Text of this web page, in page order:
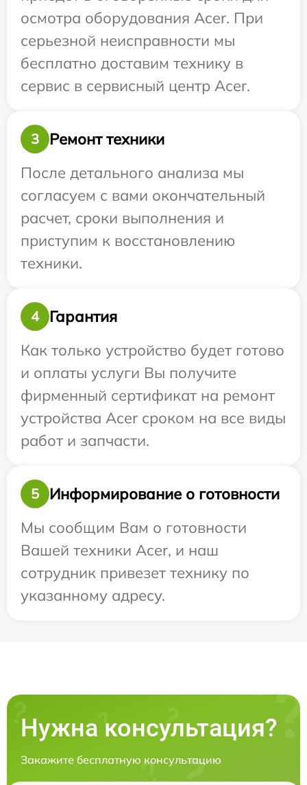
осмотра оборудования Acer. При
серьезной неисправности мы
бесплатно доставим технику в
сервис в сервисный центр Acer.
3
Ремонт техники
После детального анализа мы
согласуем с вами окончательный
расчет, сроки выполнения и
приступим к восстановлению
техники.
4
Гарантия
Как только устройство будет готово
и оплаты услуги Вы получите
фирменный сертификат на ремонт
устройства Acer сроком на все виды
работ и запчасти.
5
Информирование о готовности
Мы сообщим Вам о готовности
Вашей техники Acer, и наш
сотрудник привезет технику по
указанному адресу.
Нужна консультация?
Закажите бесплатную консультацию